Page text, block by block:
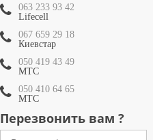
063 233 93 42
Lifecell
067 659 29 18
Киевстар
050 419 43 49
МТС
050 410 64 65
МТС
Перезвонить вам ?